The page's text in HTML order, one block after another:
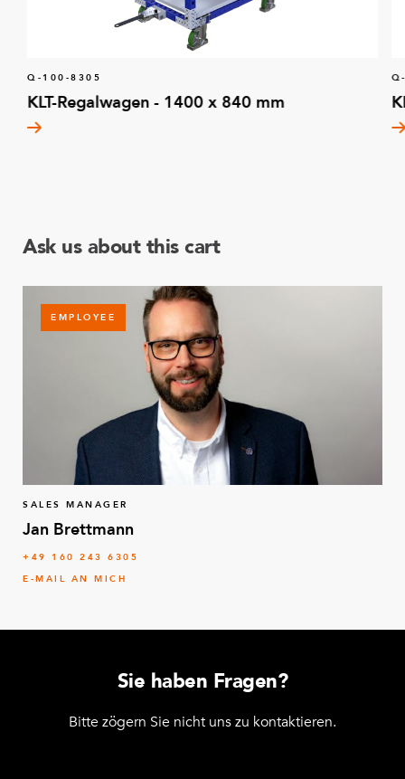
Q-100-8305
KLT-Regalwagen - 1400 x 840 mm
Ask us about this cart
EMPLOYEE
SALES MANAGER
Jan Brettmann
+49 160 243 6305
E-MAIL AN MICH
Sie haben Fragen?
Bitte zögern Sie nicht uns zu kontaktieren.